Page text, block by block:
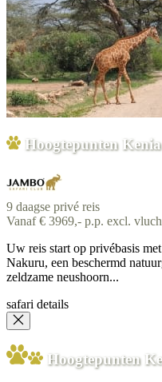
Hoogtepunten Kenia
9 daagse privé reis
Vanaf € 3969,- p.p. excl.
Uw reis start op privébasis
Nakuru, een beschermd
zeldzame neushoorn...
safari details
Hoogtepunten